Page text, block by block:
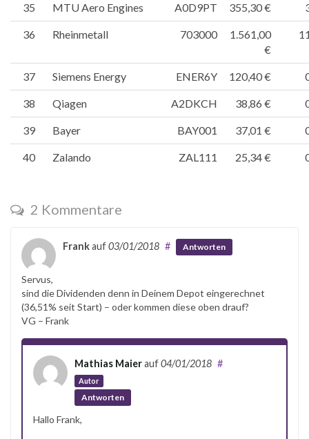
35 MTU Aero Engines A0D9PT 355,30 €
36 Rheinmetall 703000
1.561,00
€
37 Siemens Energy ENER6Y 120,40 €
38 Qiagen A2DKCH 38,86 €
39 Bayer BAY001 37,01 €
40 Zalando ZAL111 25,34 €
2 Kommentare
Frankauf03/01/2018 # Antworten
Servus,
sind die Dividenden denn in Deinem Depot eingerechnet
(36,51% seit Start) – oder kommen diese oben drauf?
VG – Frank
Mathias Maierauf04/01/2018
Autor
#
Antworten
Hallo Frank,